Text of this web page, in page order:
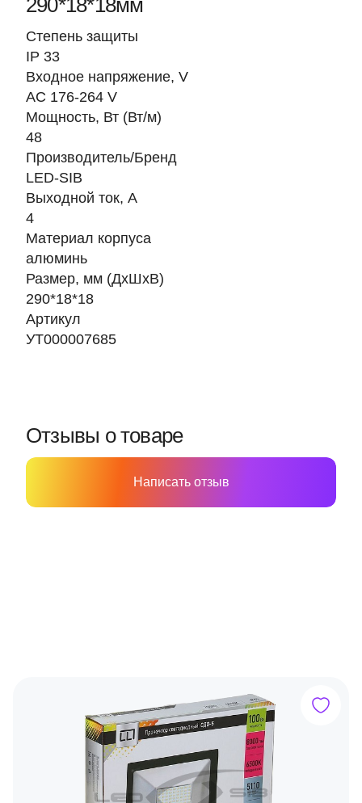
290*18*18мм
Степень защиты
IP 33
Входное напряжение, V
AC 176-264 V
Мощность, Вт (Вт/м)
48
Производитель/Бренд
LED-SIB
Выходной ток, А
4
Материал корпуса
алюминь
Размер, мм (ДхШхВ)
290*18*18
Артикул
УТ000007685
Отзывы о товаре
Написать отзыв